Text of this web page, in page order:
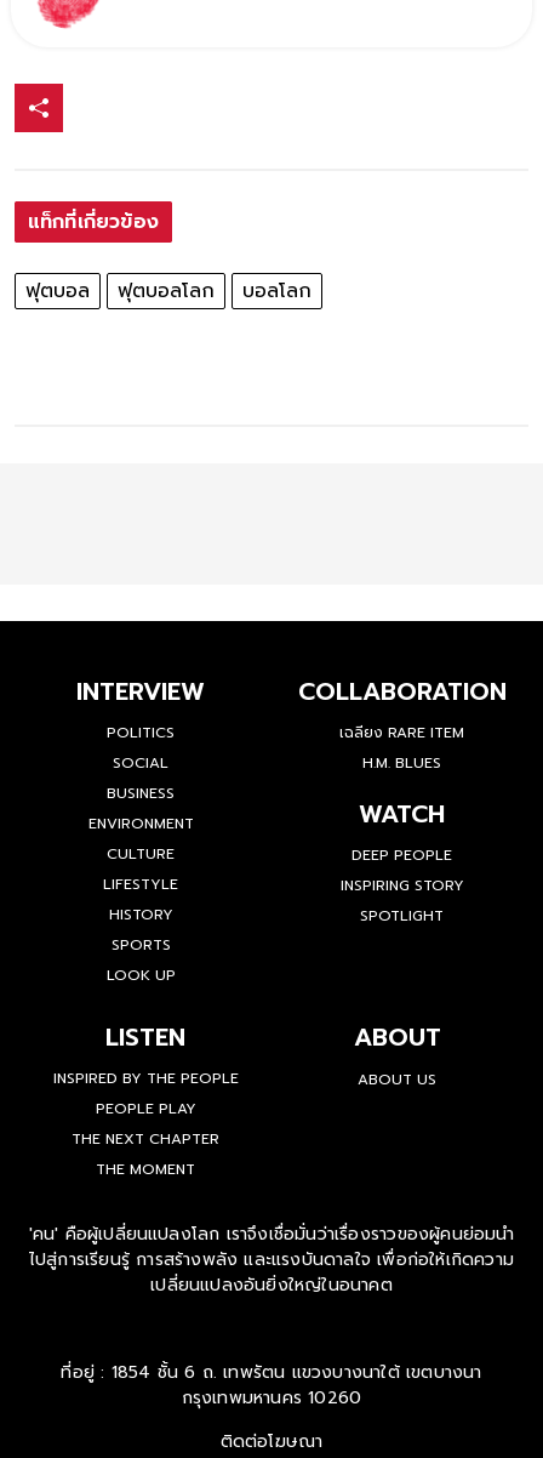
แท็กที่เกี่ยวข้อง
ฟุตบอล ฟุตบอลโลก บอลโลก
INTERVIEW
POLITICS
SOCIAL
BUSINESS
ENVIRONMENT
CULTURE
LIFESTYLE
HISTORY
SPORTS
LOOK UP
COLLABORATION
เฉลียง RARE ITEM
H.M. BLUES
WATCH
DEEP PEOPLE
INSPIRING STORY
SPOTLIGHT
LISTEN
INSPIRED BY THE PEOPLE
PEOPLE PLAY
THE NEXT CHAPTER
THE MOMENT
ABOUT
ABOUT US
'คน' คือผู้เปลี่ยนแปลงโลก เราจึงเชื่อมั่นว่าเรื่องราวของผู้คนย่อมนำ
ไปสู่การเรียนรู้ การสร้างพลัง และแรงบันดาลใจ เพื่อก่อให้เกิดความ
เปลี่ยนแปลงอันยิ่งใหญ่ในอนาคต
ที่อยู่ : 1854 ชั้น 6 ถ. เทพรัตน แขวงบางนาใต้ เขตบางนา
กรุงเทพมหานคร 10260
ติดต่อโฆษณา